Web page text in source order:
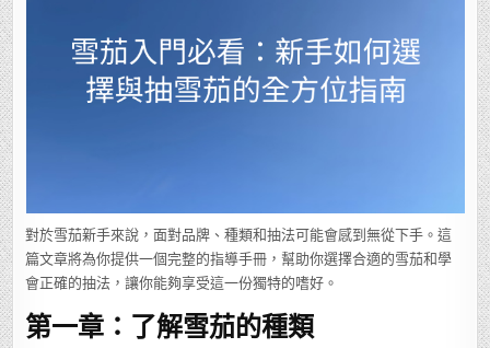
擇
與
抽
雪
茄
對於雪茄新手來說，面對品牌、種類和抽法可能會感到無從下手。這
篇文章將為你提供一個完整的指導手冊，幫助你選擇合適的雪茄和學
會正確的抽法，讓你能夠享受這一份獨特的嗜好。
第一章：了解雪茄的種類